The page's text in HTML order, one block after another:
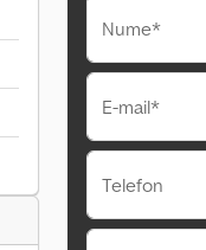
Nume*
E-mail*
Telefon